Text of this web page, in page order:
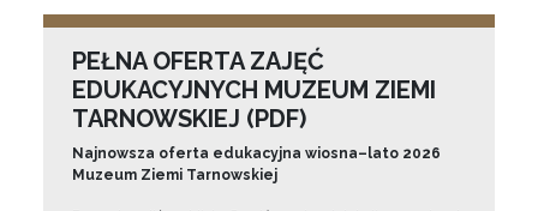
PEŁNA OFERTA ZAJĘĆ
EDUKACYJNYCH MUZEUM ZIEMI
TARNOWSKIEJ (PDF)
Najnowsza oferta edukacyjna wiosna–lato 2026
Muzeum Ziemi Tarnowskiej